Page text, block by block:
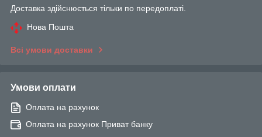
Доставка здійснюється тільки по передоплаті.
Нова Пошта
Всі умови доставки
Умови оплати
Оплата на рахунок
Оплата на рахунок Приват банку